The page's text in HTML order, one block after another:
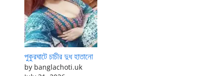
পুকুরঘাটে চাচীর দুধ হাতানো
by banglachoti.uk